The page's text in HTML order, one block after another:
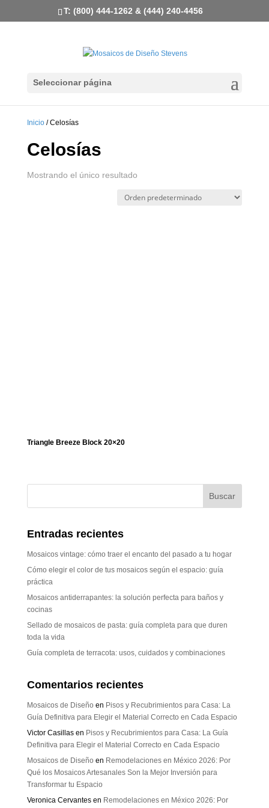
T: (800) 444-1262 & (444) 240-4456
Seleccionar página
Inicio/ Celosías
Celosías
Mostrando el único resultado
Triangle Breeze Block 20×20
Entradas recientes
Mosaicos vintage: cómo traer el encanto del pasado a tu hogar
Cómo elegir el color de tus mosaicos según el espacio: guía
práctica
Mosaicos antiderrapantes: la solución perfecta para baños y
cocinas
Sellado de mosaicos de pasta: guía completa para que duren
toda la vida
Guía completa de terracota: usos, cuidados y combinaciones
Comentarios recientes
Mosaicos de Diseño en Pisos y Recubrimientos para Casa: La
Guía Definitiva para Elegir el Material Correcto en Cada Espacio
Victor Casillasen Pisos y Recubrimientos para Casa: La Guía
Definitiva para Elegir el Material Correcto en Cada Espacio
Mosaicos de Diseño en Remodelaciones en México 2026: Por
Qué los Mosaicos Artesanales Son la Mejor Inversión para
Transformar tu Espacio
Veronica Cervantesen Remodelaciones en México 2026: Por